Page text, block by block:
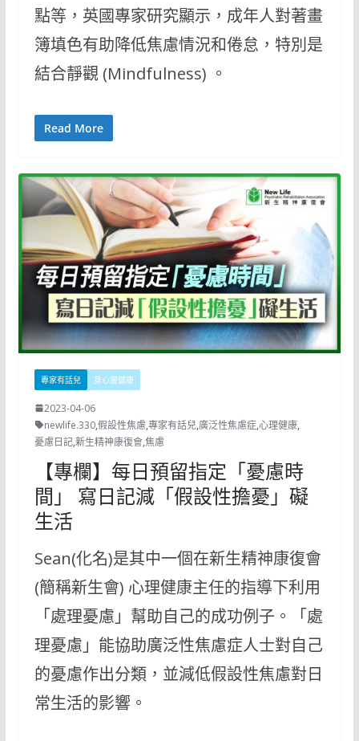
點等，英國專家研究顯示，成年人對著畫
簿填色有助降低焦慮情況和倦怠，特別是
結合靜觀 (Mindfulness) 。
Read More
專家有話兒 身心靈健康
2023-04-06
newlife.330,假設性焦慮,專家有話兒,廣泛性焦慮症,心理健康,
憂慮日記,新生精神康復會,焦慮
【專欄】每日預留指定「憂慮時
間」 寫日記減「假設性擔憂」礙
生活
Sean(化名)是其中一個在新生精神康復會
(簡稱新生會) 心理健康主任的指導下利用
「處理憂慮」幫助自己的成功例子。「處
理憂慮」能協助廣泛性焦慮症人士對自己
的憂慮作出分類，並減低假設性焦慮對日
常生活的影響。